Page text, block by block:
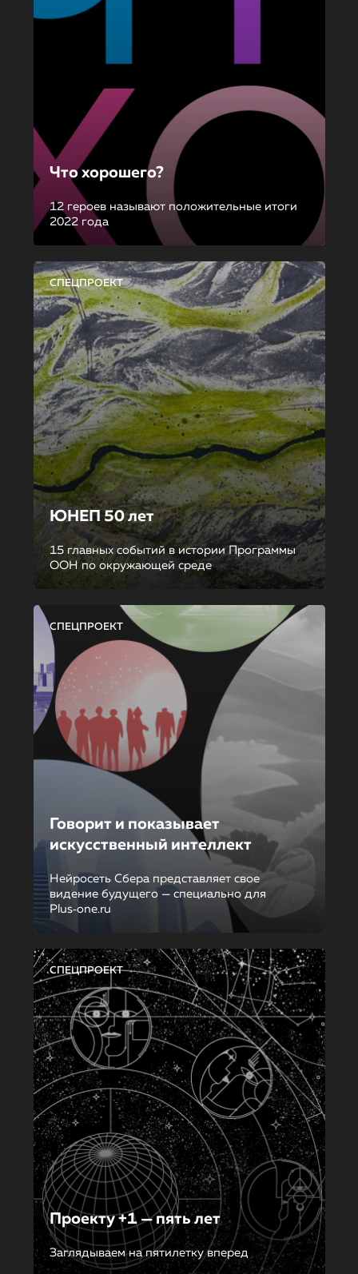
Что хорошего?
12 героев называют положительные итоги
2022 года
СПЕЦПРОЕКТ
ЮНЕП 50 лет
15 главных событий в истории Программы
ООН по окружающей среде
СПЕЦПРОЕКТ
Говорит и показывает
искусственный интеллект
Нейросеть Сбера представляет свое
видение будущего — специально для
Plus‑one.ru
СПЕЦПРОЕКТ
Проекту +1 — пять лет
Заглядываем на пятилетку вперед